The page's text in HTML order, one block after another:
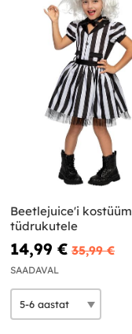
Beetlejuice'i kostüüm
tüdrukutele
14,99 € 35,99 €
SAADAVAL